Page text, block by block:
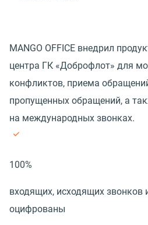
MANGO OFFICE внедрил
центра ГК «Доброфлот» для
конфликтов, приема
пропущенных обращений, а
на международных звонках.
100%
входящих, исходящих звонков
оцифрованы